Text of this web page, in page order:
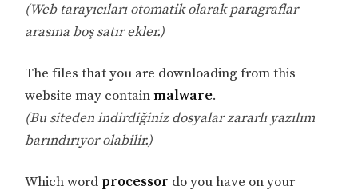
(Web tarayıcıları otomatik olarak paragraflar
arasına boş satır ekler.)
The files that you are downloading from this
website may containmalware.
(Bu siteden indirdiğiniz dosyalar zararlı yazılım
barındırıyor olabilir.)
Which word processor do you have on your